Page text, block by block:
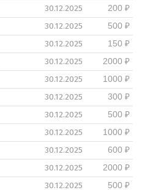
30.12.2025
200 ₽
30.12.2025
500 ₽
30.12.2025
150 ₽
30.12.2025
2000 ₽
30.12.2025
1000 ₽
30.12.2025
300 ₽
30.12.2025
500 ₽
30.12.2025
1000 ₽
30.12.2025
600 ₽
30.12.2025
2000 ₽
30.12.2025 500 ₽